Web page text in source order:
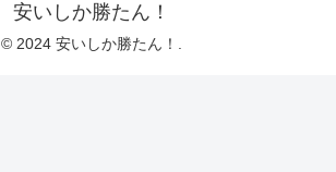
安いしか勝たん！
© 2024 安いしか勝たん！.